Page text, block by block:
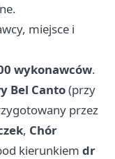
miejsce i
wykonawców.
Bel Canto(przy
przez
, Chór
kierunkiem dr